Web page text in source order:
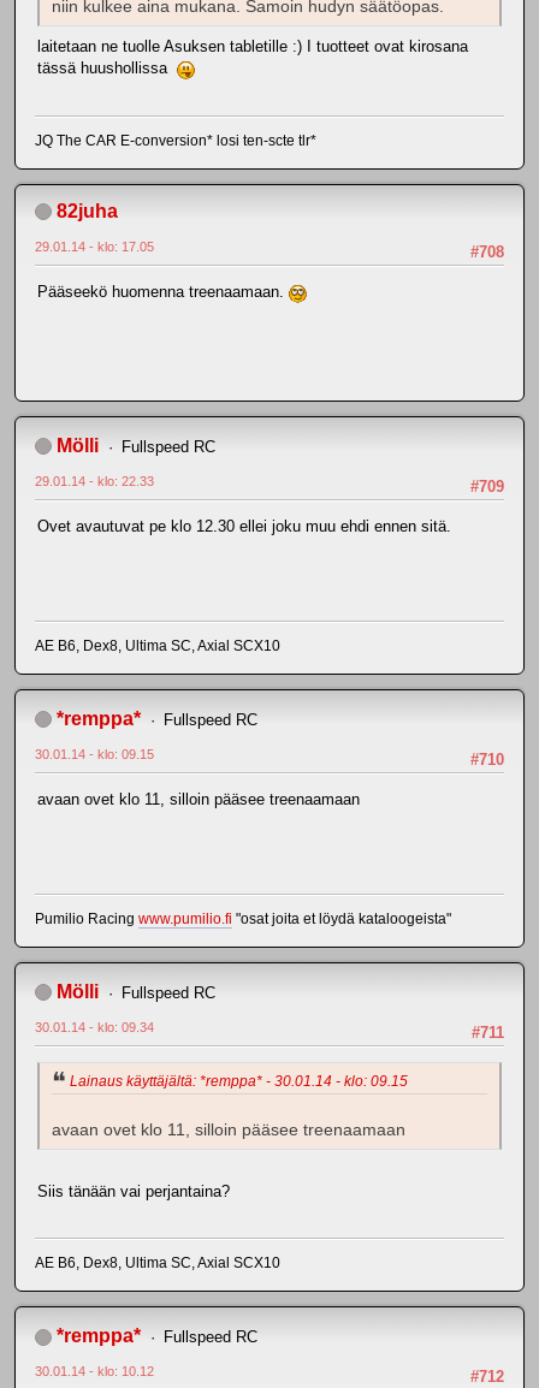
niin kulkee aina mukana. Samoin hudyn säätöopas.
laitetaan ne tuolle Asuksen tabletille :) I tuotteet ovat kirosana
tässä huushollissa
JQ The CAR E-conversion* losi ten-scte tlr*
82juha
#708
29.01.14 - klo: 17.05
Pääseekö huomenna treenaamaan.
Mölli Fullspeed RC
#709
29.01.14 - klo: 22.33
Ovet avautuvat pe klo 12.30 ellei joku muu ehdi ennen sitä.
AE B6, Dex8, Ultima SC, Axial SCX10
*remppa* Fullspeed RC
#710
30.01.14 - klo: 09.15
avaan ovet klo 11, silloin pääsee treenaamaan
Pumilio Racing www.pumilio.fi "osat joita et löydä kataloogeista"
Mölli Fullspeed RC
#711
30.01.14 - klo: 09.34
Lainaus käyttäjältä: *remppa* - 30.01.14 - klo: 09.15
avaan ovet klo 11, silloin pääsee treenaamaan
Siis tänään vai perjantaina?
AE B6, Dex8, Ultima SC, Axial SCX10
*remppa* Fullspeed RC
#712
30.01.14 - klo: 10.12